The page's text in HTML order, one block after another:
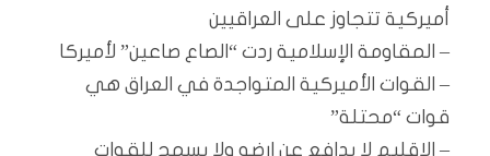
أميركية تتجاوز على العراقيين
– المقاومة الإسلامية ردت “الصاع صاعين” لأميركا
– القوات الأميركية المتواجدة في العراق هي
قوات “محتلة”
– الإقليم لا يدافع عن ارضه ولا يسمح للقوات